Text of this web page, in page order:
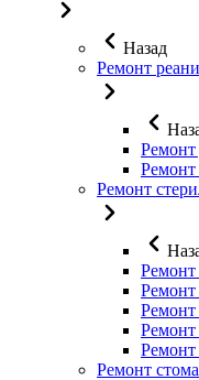
Назад
Ремонт
Ремонт
Ремонт
Ремонт
Ремонт
Ремонт
Ремонт
Ремонт
Ремонт
Ремонт